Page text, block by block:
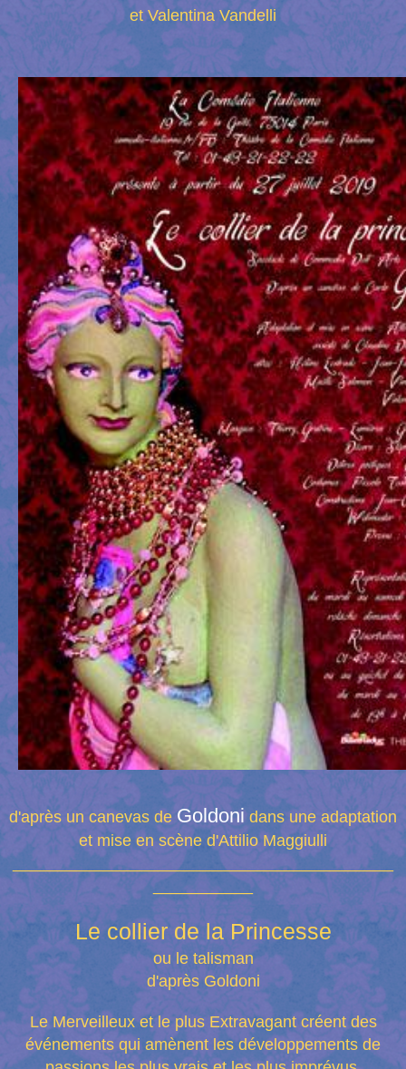
et Valentina Vandelli
d'après un canevas de Goldoni dans une adaptation
et mise en scène d'Attilio Maggiulli
__________________________________________
___________
Le collier de la Princesse
ou le talisman
d'après Goldoni
Le Merveilleux et le plus Extravagant créent des
événements qui amènent les développements de